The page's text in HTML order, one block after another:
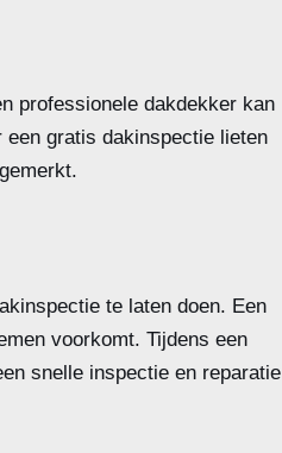
professionele dakdekker kan
gratis dakinspectie lieten
te laten doen. Een
voorkomt. Tijdens een
snelle inspectie en reparatie